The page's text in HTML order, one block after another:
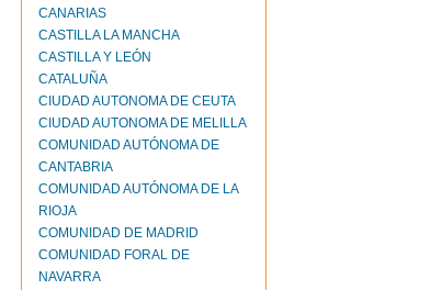
CANARIAS
CASTILLA LA MANCHA
CASTILLA Y LEÓN
CATALUÑA
CIUDAD AUTONOMA DE CEUTA
CIUDAD AUTONOMA DE MELILLA
COMUNIDAD AUTÓNOMA DE
CANTABRIA
COMUNIDAD AUTÓNOMA DE LA
RIOJA
COMUNIDAD DE MADRID
COMUNIDAD FORAL DE
NAVARRA